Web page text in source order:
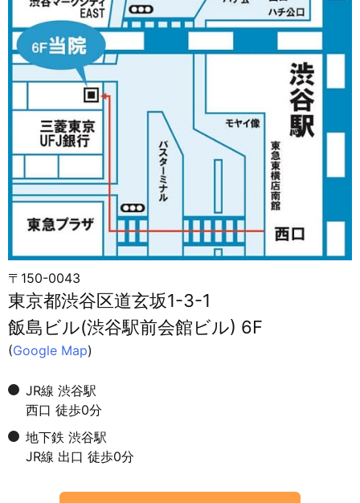
〒150-0043
東京都渋谷区道玄坂1-3-1
飯島ビル(渋谷駅前会館ビル) 6F
(Google Map)
JR線 渋谷駅
西口 徒歩0分
地下鉄 渋谷駅
JR線 出口 徒歩0分